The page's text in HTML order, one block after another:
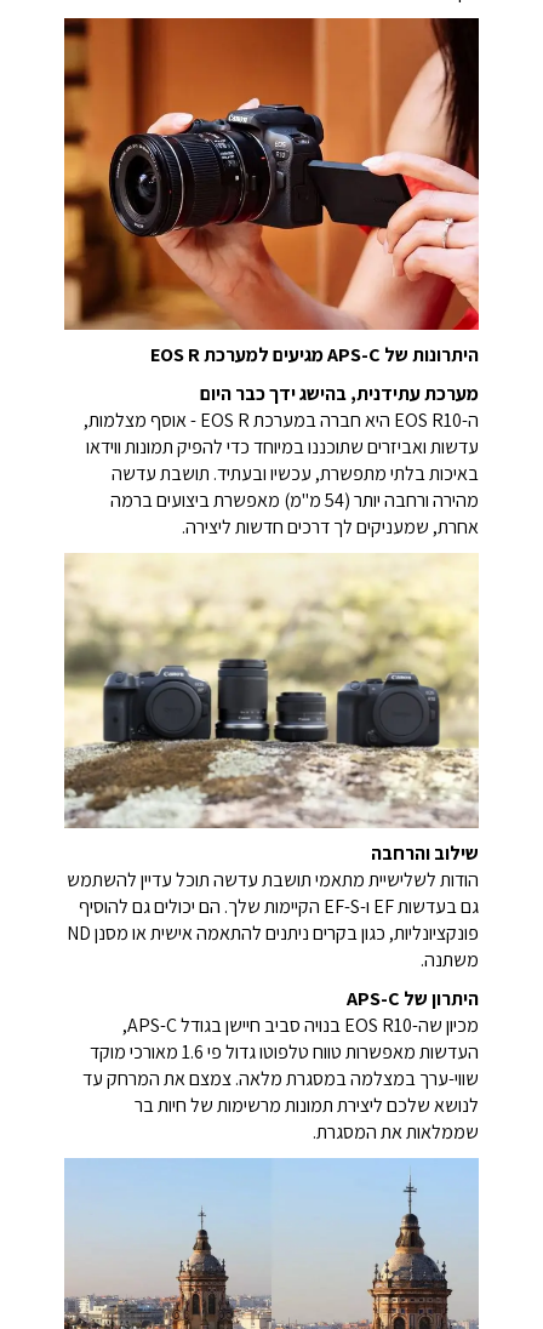
היתרונות של APS-C מגיעים למערכת EOS R
מערכת עתידנית, בהישג ידך כבר היום
ה-EOS R10 היא חברה במערכת EOS R - אוסף מצלמות,
עדשות ואביזרים שתוכננו במיוחד כדי להפיק תמונות ווידאו
באיכות בלתי מתפשרת, עכשיו ובעתיד. תושבת עדשה
מהירה ורחבה יותר (54 מ"מ) מאפשרת ביצועים ברמה
אחרת, שמעניקים לך דרכים חדשות ליצירה.
שילוב והרחבה
הודות לשלישיית מתאמי תושבת עדשה תוכל עדיין להשתמש
גם בעדשות EF ו-EF-S הקיימות שלך. הם יכולים גם להוסיף
פונקציונליות, כגון בקרים ניתנים להתאמה אישית או מסנן ND
משתנה.
היתרון של APS-C
מכיון שה-EOS R10 בנויה סביב חיישן בגודל APS-C,
העדשות מאפשרות טווח טלפוטו גדול פי 1.6 מאורכי מוקד
שווי-ערך במצלמה במסגרת מלאה. צמצם את המרחק עד
לנושא שלכם ליצירת תמונות מרשימות של חיות בר
שממלאות את המסגרת.